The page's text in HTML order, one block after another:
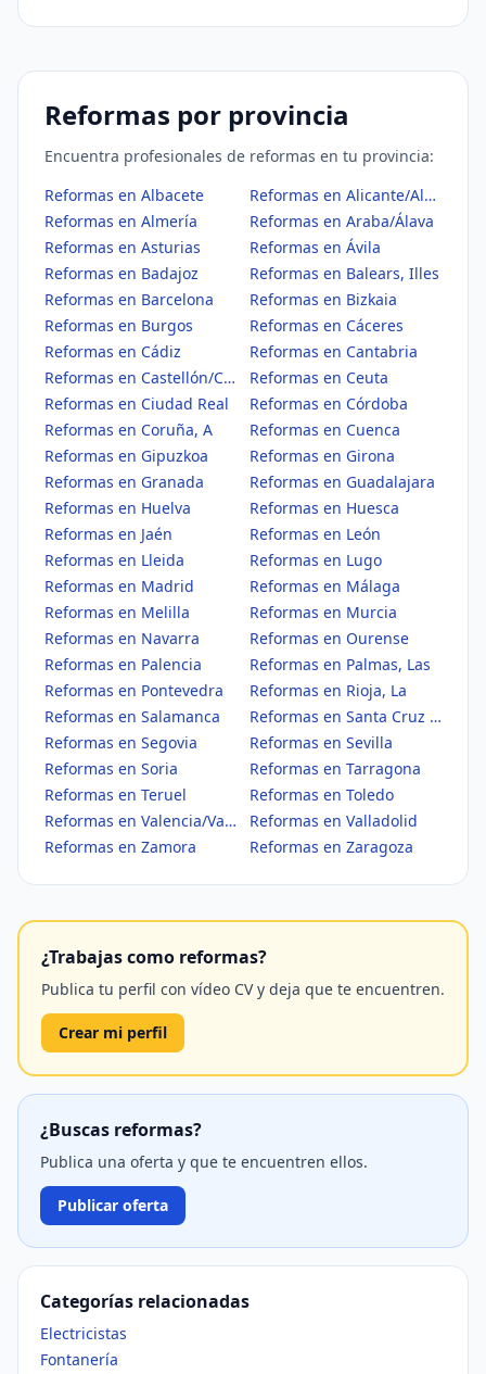
Reformas por provincia
Encuentra profesionales de reformas en tu provincia:
Reformas en Albacete
Reformas en Alicante/Alacant
Reformas en Almería
Reformas en Araba/Álava
Reformas en Asturias
Reformas en Ávila
Reformas en Badajoz
Reformas en Balears, Illes
Reformas en Barcelona
Reformas en Bizkaia
Reformas en Burgos
Reformas en Cáceres
Reformas en Cádiz
Reformas en Cantabria
Reformas en Castellón/Castelló
Reformas en Ceuta
Reformas en Ciudad Real
Reformas en Córdoba
Reformas en Coruña, A
Reformas en Cuenca
Reformas en Gipuzkoa
Reformas en Girona
Reformas en Granada
Reformas en Guadalajara
Reformas en Huelva
Reformas en Huesca
Reformas en Jaén
Reformas en León
Reformas en Lleida
Reformas en Lugo
Reformas en Madrid
Reformas en Málaga
Reformas en Melilla
Reformas en Murcia
Reformas en Navarra
Reformas en Ourense
Reformas en Palencia
Reformas en Palmas, Las
Reformas en Pontevedra
Reformas en Rioja, La
Reformas en Salamanca
Reformas en Santa Cruz de Tenerife
Reformas en Segovia
Reformas en Sevilla
Reformas en Soria
Reformas en Tarragona
Reformas en Teruel
Reformas en Toledo
Reformas en Valencia/València
Reformas en Valladolid
Reformas en Zamora
Reformas en Zaragoza
¿Trabajas como reformas?
Publica tu perfil con vídeo CV y deja que te encuentren.
Crear mi perfil
¿Buscas reformas?
Publica una oferta y que te encuentren ellos.
Publicar oferta
Categorías relacionadas
Electricistas
Fontanería